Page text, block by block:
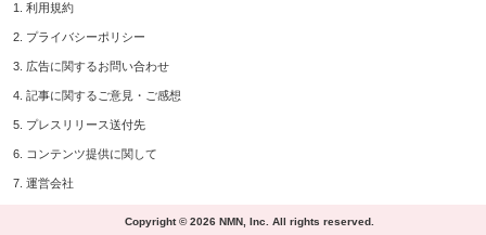
1. 利用規約
2. プライバシーポリシー
3. 広告に関するお問い合わせ
4. 記事に関するご意見・ご感想
5. プレスリリース送付先
6. コンテンツ提供に関して
7. 運営会社
Copyright © 2026 NMN, Inc. All rights reserved.